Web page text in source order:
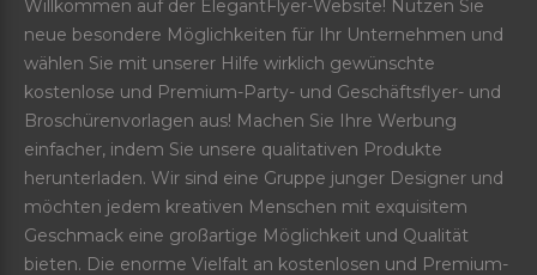
Willkommen auf der ElegantFlyer-Website! Nutzen Sie
neue besondere Möglichkeiten für Ihr Unternehmen und
wählen Sie mit unserer Hilfe wirklich gewünschte
kostenlose und Premium-Party- und Geschäftsflyer- und
Broschürenvorlagen aus! Machen Sie Ihre Werbung
einfacher, indem Sie unsere qualitativen Produkte
herunterladen. Wir sind eine Gruppe junger Designer und
möchten jedem kreativen Menschen mit exquisitem
Geschmack eine großartige Möglichkeit und Qualität
bieten. Die enorme Vielfalt an kostenlosen und Premium-